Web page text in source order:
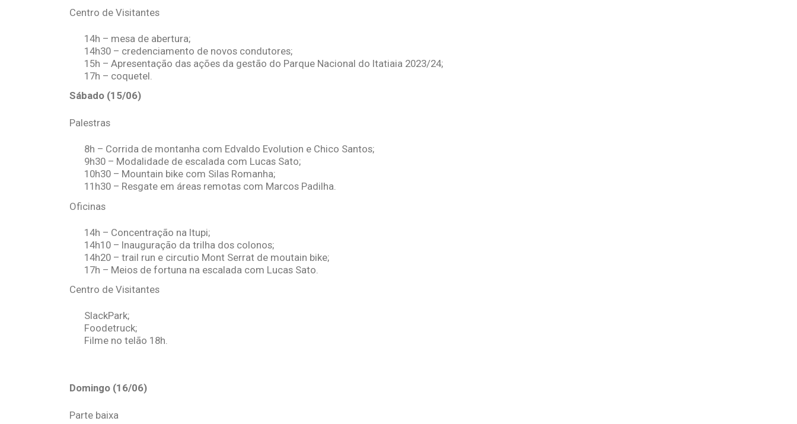
Centro de Visitantes
14h – mesa de abertura;
14h30 – credenciamento de novos condutores;
15h – Apresentação das ações da gestão do Parque Nacional do Itatiaia 2023/24;
17h – coquetel.
Sábado (15/06)
Palestras
8h – Corrida de montanha com Edvaldo Evolution e Chico Santos;
9h30 – Modalidade de escalada com Lucas Sato;
10h30 – Mountain bike com Silas Romanha;
11h30 – Resgate em áreas remotas com Marcos Padilha.
Oficinas
14h – Concentração na Itupi;
14h10 – Inauguração da trilha dos colonos;
14h20 – trail run e circutio Mont Serrat de moutain bike;
17h – Meios de fortuna na escalada com Lucas Sato.
Centro de Visitantes
SlackPark;
Foodetruck;
Filme no telão 18h.
Domingo (16/06)
Parte baixa